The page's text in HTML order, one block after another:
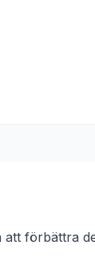
förbättra